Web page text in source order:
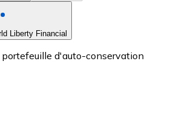
Liberty Financial
d'auto-conservation